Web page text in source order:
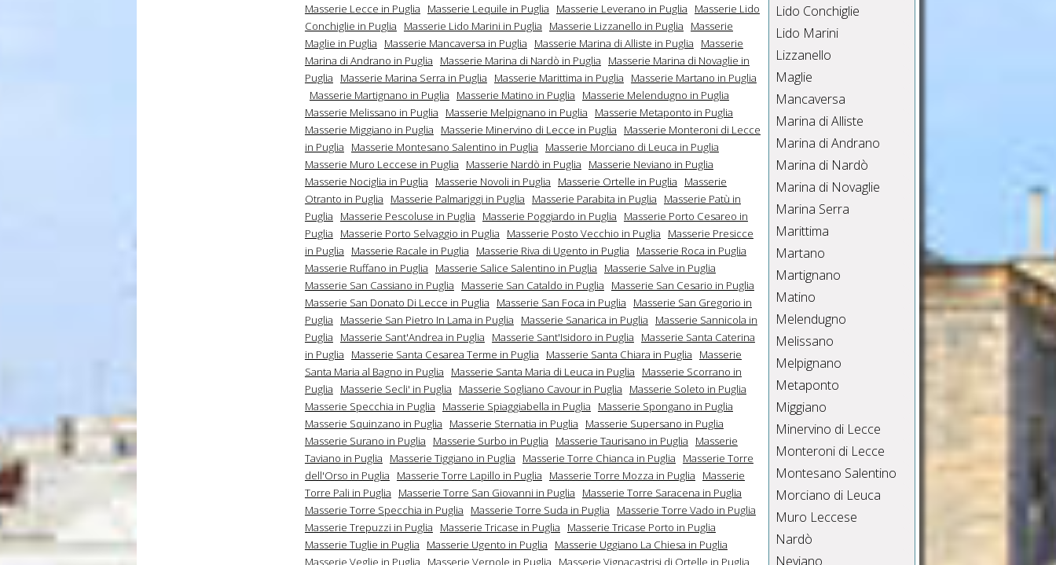
Masserie Lecce in Puglia
Masserie Lequile in Puglia Masserie Leverano in Puglia
Masserie Lido
Conchiglie in Puglia
Masserie Lido Marini in Puglia Masserie Lizzanello in Puglia
Masserie
Maglie in Puglia
Masserie Mancaversa in Puglia Masserie Marina di Alliste in Puglia
Masserie
Marina di Andrano in Puglia
Masserie Marina di Nardò in Puglia
Masserie Marina di Novaglie in
Puglia
Masserie Marina Serra in Puglia Masserie Marittima in Puglia
Masserie Martano in Puglia
Masserie Martignano in Puglia
Masserie Matino in Puglia
Masserie Melendugno in Puglia
Masserie Melissano in Puglia
Masserie Melpignano in Puglia
Masserie Metaponto in Puglia
Masserie Miggiano in Puglia
Masserie Minervino di Lecce in Puglia
Masserie Monteroni di Lecce
in Puglia
Masserie Montesano Salentino in Puglia
Masserie Morciano di Leuca in Puglia
Masserie Muro Leccese in Puglia
Masserie Nardò in Puglia
Masserie Neviano in Puglia
Masserie Nociglia in Puglia
Masserie Novoli in Puglia Masserie Ortelle in Puglia
Masserie
Otranto in Puglia
Masserie Palmariggi in Puglia Masserie Parabita in Puglia
Masserie Patù in
Puglia
Masserie Pescoluse in Puglia Masserie Poggiardo in Puglia
Masserie Porto Cesareo in
Puglia
Masserie Porto Selvaggio in Puglia Masserie Posto Vecchio in Puglia
Masserie Presicce
in Puglia
Masserie Racale in Puglia Masserie Riva di Ugento in Puglia
Masserie Roca in Puglia
Masserie Ruffano in Puglia
Masserie Salice Salentino in Puglia
Masserie Salve in Puglia
Masserie San Cassiano in Puglia
Masserie San Cataldo in Puglia
Masserie San Cesario in Puglia
Masserie San Donato Di Lecce in Puglia
Masserie San Foca in Puglia
Masserie San Gregorio in
Puglia
Masserie San Pietro In Lama in Puglia Masserie Sanarica in Puglia
Masserie Sannicola in
Puglia
Masserie Sant'Andrea in Puglia Masserie Sant'Isidoro in Puglia
Masserie Santa Caterina
in Puglia
Masserie Santa Cesarea Terme in Puglia Masserie Santa Chiara in Puglia
Masserie
Santa Maria al Bagno in Puglia
Masserie Santa Maria di Leuca in Puglia
Masserie Scorrano in
Puglia
Masserie Secli' in Puglia Masserie Sogliano Cavour in Puglia
Masserie Soleto in Puglia
Masserie Specchia in Puglia
Masserie Spiaggiabella in Puglia
Masserie Spongano in Puglia
Masserie Squinzano in Puglia
Masserie Sternatia in Puglia
Masserie Supersano in Puglia
Masserie Surano in Puglia
Masserie Surbo in Puglia Masserie Taurisano in Puglia
Masserie
Taviano in Puglia
Masserie Tiggiano in Puglia Masserie Torre Chianca in Puglia
Masserie Torre
dell'Orso in Puglia
Masserie Torre Lapillo in Puglia Masserie Torre Mozza in Puglia
Masserie
Torre Pali in Puglia
Masserie Torre San Giovanni in Puglia
Masserie Torre Saracena in Puglia
Masserie Torre Specchia in Puglia
Masserie Torre Suda in Puglia
Masserie Torre Vado in Puglia
Masserie Trepuzzi in Puglia
Masserie Tricase in Puglia
Masserie Tricase Porto in Puglia
Masserie Tuglie in Puglia
Masserie Ugento in Puglia
Masserie Uggiano La Chiesa in Puglia
Masserie Veglie in Puglia
Masserie Vernole in Puglia
Masserie Vignacastrisi di Ortelle in Puglia
Lido Conchiglie
Lido Marini
Lizzanello
Maglie
Mancaversa
Marina di Alliste
Marina di Andrano
Marina di Nardò
Marina di Novaglie
Marina Serra
Marittima
Martano
Martignano
Matino
Melendugno
Melissano
Melpignano
Metaponto
Miggiano
Minervino di Lecce
Monteroni di Lecce
Montesano Salentino
Morciano di Leuca
Muro Leccese
Nardò
Neviano